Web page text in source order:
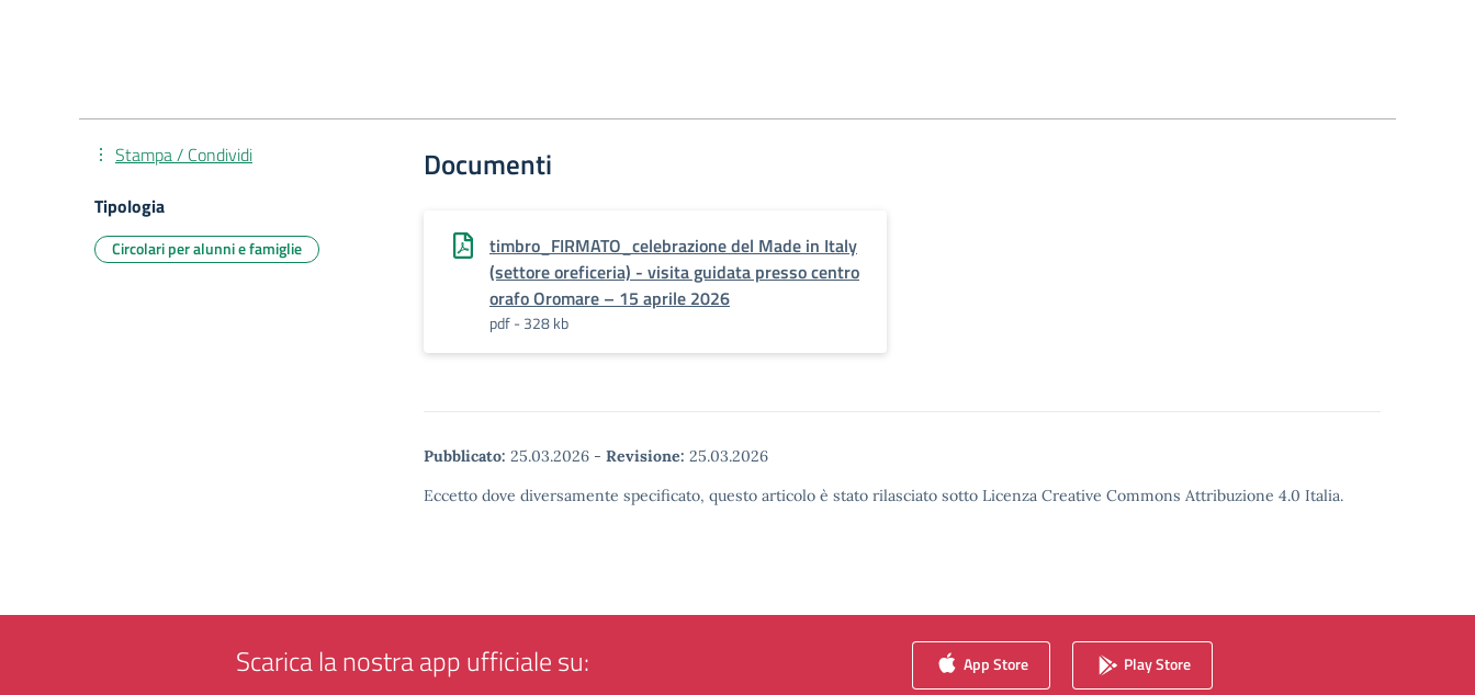
Documenti
timbro_FIRMATO_celebrazione del Made in Italy
(settore oreficeria) - visita guidata presso centro
orafo Oromare – 15 aprile 2026
pdf - 328 kb
Pubblicato: 25.03.2026 - Revisione: 25.03.2026
Eccetto dove diversamente specificato, questo articolo è stato rilasciato sotto Licenza Creative Commons Attribuzione 4.0 Italia.
Stampa / Condividi
Tipologia
Circolari per alunni e famiglie
Scarica la nostra app ufficiale su: App Store Play Store